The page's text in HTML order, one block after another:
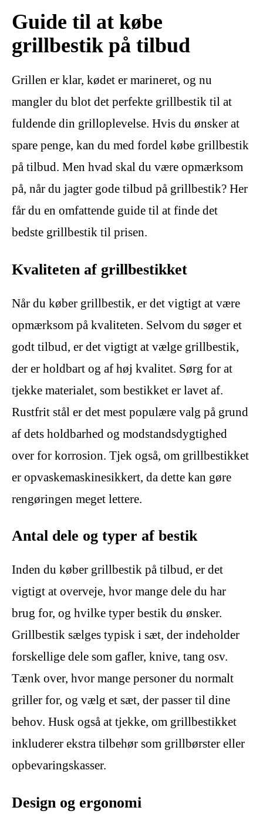
Guide til at købe
grillbestik på tilbud
Grillen er klar, kødet er marineret, og nu
mangler du blot det perfekte grillbestik til at
fuldende din grilloplevelse. Hvis du ønsker at
spare penge, kan du med fordel købe grillbestik
på tilbud. Men hvad skal du være opmærksom
på, når du jagter gode tilbud på grillbestik? Her
får du en omfattende guide til at finde det
bedste grillbestik til prisen.
Kvaliteten af grillbestikket
Når du køber grillbestik, er det vigtigt at være
opmærksom på kvaliteten. Selvom du søger et
godt tilbud, er det vigtigt at vælge grillbestik,
der er holdbart og af høj kvalitet. Sørg for at
tjekke materialet, som bestikket er lavet af.
Rustfrit stål er det mest populære valg på grund
af dets holdbarhed og modstandsdygtighed
over for korrosion. Tjek også, om grillbestikket
er opvaskemaskinesikkert, da dette kan gøre
rengøringen meget lettere.
Antal dele og typer af bestik
Inden du køber grillbestik på tilbud, er det
vigtigt at overveje, hvor mange dele du har
brug for, og hvilke typer bestik du ønsker.
Grillbestik sælges typisk i sæt, der indeholder
forskellige dele som gafler, knive, tang osv.
Tænk over, hvor mange personer du normalt
griller for, og vælg et sæt, der passer til dine
behov. Husk også at tjekke, om grillbestikket
inkluderer ekstra tilbehør som grillbørster eller
opbevaringskasser.
Design og ergonomi